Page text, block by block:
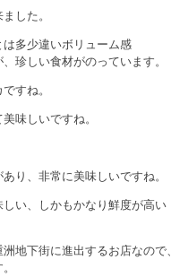
した。
多少違いボリューム感
珍しい食材がのっています。
すね。
味しいですね。
り、非常に美味しいですね。
い、しかもかなり鮮度が高い
地下街に進出するお店なので、